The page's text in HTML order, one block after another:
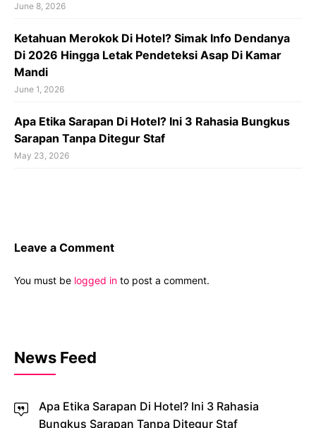
June 8, 2026
Ketahuan Merokok Di Hotel? Simak Info Dendanya
Di 2026 Hingga Letak Pendeteksi Asap Di Kamar
Mandi
June 1, 2026
Apa Etika Sarapan Di Hotel? Ini 3 Rahasia Bungkus
Sarapan Tanpa Ditegur Staf
May 23, 2026
Leave a Comment
You must be logged in to post a comment.
News Feed
Apa Etika Sarapan Di Hotel? Ini 3 Rahasia
Bungkus Sarapan Tanpa Ditegur Staf